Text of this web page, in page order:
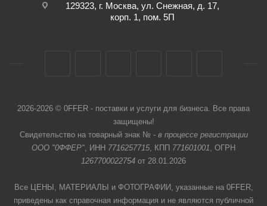
129323, г. Москва, ул. Снежная, д. 17,
корп. 1, пом. 5П
2026-2026 © 0FFER - поставки и услуги для бизнеса. Все права
защищены!
Свидетельство на товарный знак № - в процессе регистрации
ООО "0ФФЕР", ИНН 7716257715, КПП 771601001, ОГРН
1267700022754 от 28.01.2026
Все ЦЕНЫ, МАТЕРИАЛЫ и ФОТОГРАФИИ, указанные на 0FFER,
приведены как справочная информация и не являются публичной